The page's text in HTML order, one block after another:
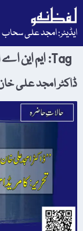
ایڈیٹر: امجد علی سحاب
Tag: ایم این
ڈاکٹر امجد علی